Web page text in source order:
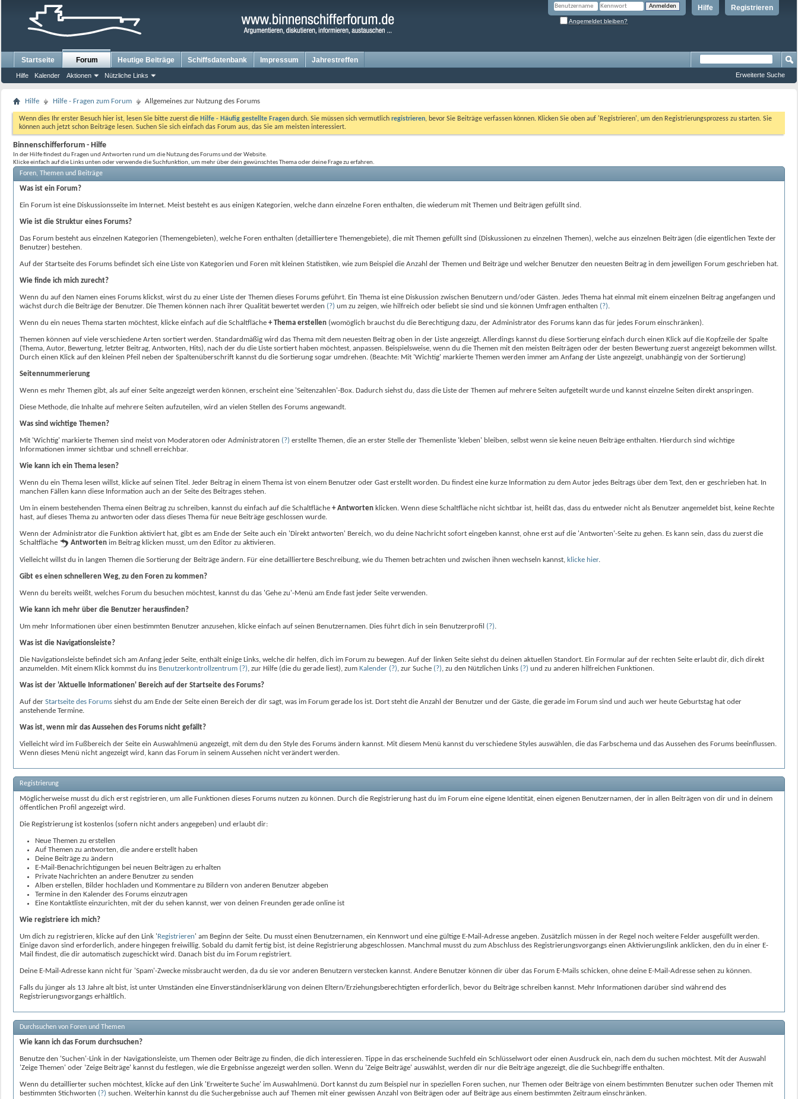
Registrieren
Hilfe
Angemeldet bleiben?
Startseite Forum
Hilfe Kalender Aktionen Nützliche Links
Heutige Beiträge Schiffsdatenbank Impressum Jahrestreffen
Erweiterte Suche
Hilfe Hilfe - Fragen zum Forum Allgemeines zur Nutzung des Forums
Wenn dies Ihr erster Besuch hier ist, lesen Sie bitte zuerst die Hilfe - Häufig gestellte Fragen durch. Sie müssen sich vermutlich registrieren, bevor Sie Beiträge verfassen können. Klicken Sie oben auf 'Registrieren', um den Registrierungsprozess zu starten. Sie
können auch jetzt schon Beiträge lesen. Suchen Sie sich einfach das Forum aus, das Sie am meisten interessiert.
Binnenschifferforum - Hilfe
In der Hilfe findest du Fragen und Antworten rund um die Nutzung des Forums und der Website.
Klicke einfach auf die Links unten oder verwende die Suchfunktion, um mehr über dein gewünschtes Thema oder deine Frage zu erfahren.
Foren, Themen und Beiträge
Was ist ein Forum?
Ein Forum ist eine Diskussionsseite im Internet. Meist besteht es aus einigen Kategorien, welche dann einzelne Foren enthalten, die wiederum mit Themen und Beiträgen gefüllt sind.
Wie ist die Struktur eines Forums?
Das Forum besteht aus einzelnen Kategorien (Themengebieten), welche Foren enthalten (detailliertere Themengebiete), die mit Themen gefüllt sind (Diskussionen zu einzelnen Themen), welche aus einzelnen Beiträgen (die eigentlichen Texte der
Benutzer) bestehen.
Auf der Startseite des Forums befindet sich eine Liste von Kategorien und Foren mit kleinen Statistiken, wie zum Beispiel die Anzahl der Themen und Beiträge und welcher Benutzer den neuesten Beitrag in dem jeweiligen Forum geschrieben hat.
Wie finde ich mich zurecht?
Wenn du auf den Namen eines Forums klickst, wirst du zu einer Liste der Themen dieses Forums geführt. Ein Thema ist eine Diskussion zwischen Benutzern und/oder Gästen. Jedes Thema hat einmal mit einem einzelnen Beitrag angefangen und
wächst durch die Beiträge der Benutzer. Die Themen können nach ihrer Qualität bewertet werden (?) um zu zeigen, wie hilfreich oder beliebt sie sind und sie können Umfragen enthalten (?).
Wenn du ein neues Thema starten möchtest, klicke einfach auf die Schaltfläche + Thema erstellen (womöglich brauchst du die Berechtigung dazu, der Administrator des Forums kann das für jedes Forum einschränken).
Themen können auf viele verschiedene Arten sortiert werden. Standardmäßig wird das Thema mit dem neuesten Beitrag oben in der Liste angezeigt. Allerdings kannst du diese Sortierung einfach durch einen Klick auf die Kopfzeile der Spalte
(Thema, Autor, Bewertung, letzter Beitrag, Antworten, Hits), nach der du die Liste sortiert haben möchtest, anpassen. Beispielsweise, wenn du die Themen mit den meisten Beiträgen oder der besten Bewertung zuerst angezeigt bekommen willst.
Durch einen Klick auf den kleinen Pfeil neben der Spaltenüberschrift kannst du die Sortierung sogar umdrehen. (Beachte: Mit 'Wichtig' markierte Themen werden immer am Anfang der Liste angezeigt, unabhängig von der Sortierung)
Seitennummerierung
Wenn es mehr Themen gibt, als auf einer Seite angezeigt werden können, erscheint eine 'Seitenzahlen'-Box. Dadurch siehst du, dass die Liste der Themen auf mehrere Seiten aufgeteilt wurde und kannst einzelne Seiten direkt anspringen.
Diese Methode, die Inhalte auf mehrere Seiten aufzuteilen, wird an vielen Stellen des Forums angewandt.
Was sind wichtige Themen?
Mit 'Wichtig' markierte Themen sind meist von Moderatoren oder Administratoren (?) erstellte Themen, die an erster Stelle der Themenliste 'kleben' bleiben, selbst wenn sie keine neuen Beiträge enthalten. Hierdurch sind wichtige
Informationen immer sichtbar und schnell erreichbar.
Wie kann ich ein Thema lesen?
Wenn du ein Thema lesen willst, klicke auf seinen Titel. Jeder Beitrag in einem Thema ist von einem Benutzer oder Gast erstellt worden. Du findest eine kurze Information zu dem Autor jedes Beitrags über dem Text, den er geschrieben hat. In
manchen Fällen kann diese Information auch an der Seite des Beitrages stehen.
Um in einem bestehenden Thema einen Beitrag zu schreiben, kannst du einfach auf die Schaltfläche + Antworten klicken. Wenn diese Schaltfläche nicht sichtbar ist, heißt das, dass du entweder nicht als Benutzer angemeldet bist, keine Rechte
hast, auf dieses Thema zu antworten oder dass dieses Thema für neue Beiträge geschlossen wurde.
Wenn der Administrator die Funktion aktiviert hat, gibt es am Ende der Seite auch ein 'Direkt antworten' Bereich, wo du deine Nachricht sofort eingeben kannst, ohne erst auf die 'Antworten'-Seite zu gehen. Es kann sein, dass du zuerst die
Schaltfläche
Antworten im Beitrag klicken musst, um den Editor zu aktivieren.
Vielleicht willst du in langen Themen die Sortierung der Beiträge ändern. Für eine detailliertere Beschreibung, wie du Themen betrachten und zwischen ihnen wechseln kannst, klicke hier.
Gibt es einen schnelleren Weg, zu den Foren zu kommen?
Wenn du bereits weißt, welches Forum du besuchen möchtest, kannst du das 'Gehe zu'-Menü am Ende fast jeder Seite verwenden.
Wie kann ich mehr über die Benutzer herausfinden?
Um mehr Informationen über einen bestimmten Benutzer anzusehen, klicke einfach auf seinen Benutzernamen. Dies führt dich in sein Benutzerprofil (?).
Was ist die Navigationsleiste?
Die Navigationsleiste befindet sich am Anfang jeder Seite, enthält einige Links, welche dir helfen, dich im Forum zu bewegen. Auf der linken Seite siehst du deinen aktuellen Standort. Ein Formular auf der rechten Seite erlaubt dir, dich direkt
anzumelden. Mit einem Klick kommst du ins Benutzerkontrollzentrum (?), zur Hilfe (die du gerade liest), zum Kalender (?), zur Suche (?), zu den Nützlichen Links (?) und zu anderen hilfreichen Funktionen.
Was ist der 'Aktuelle Informationen' Bereich auf der Startseite des Forums?
Auf der Startseite des Forums siehst du am Ende der Seite einen Bereich der dir sagt, was im Forum gerade los ist. Dort steht die Anzahl der Benutzer und der Gäste, die gerade im Forum sind und auch wer heute Geburtstag hat oder
anstehende Termine.
Was ist, wenn mir das Aussehen des Forums nicht gefällt?
Vielleicht wird im Fußbereich der Seite ein Auswahlmenü angezeigt, mit dem du den Style des Forums ändern kannst. Mit diesem Menü kannst du verschiedene Styles auswählen, die das Farbschema und das Aussehen des Forums beeinflussen.
Wenn dieses Menü nicht angezeigt wird, kann das Forum in seinem Aussehen nicht verändert werden.
Registrierung
Möglicherweise musst du dich erst registrieren, um alle Funktionen dieses Forums nutzen zu können. Durch die Registrierung hast du im Forum eine eigene Identität, einen eigenen Benutzernamen, der in allen Beiträgen von dir und in deinem
öffentlichen Profil angezeigt wird.
Die Registrierung ist kostenlos (sofern nicht anders angegeben) und erlaubt dir:
Neue Themen zu erstellen
Auf Themen zu antworten, die andere erstellt haben
Deine Beiträge zu ändern
E-Mail-Benachrichtigungen bei neuen Beiträgen zu erhalten
Private Nachrichten an andere Benutzer zu senden
Alben erstellen, Bilder hochladen und Kommentare zu Bildern von anderen Benutzer abgeben
Termine in den Kalender des Forums einzutragen
Eine Kontaktliste einzurichten, mit der du sehen kannst, wer von deinen Freunden gerade online ist
Wie registriere ich mich?
Um dich zu registrieren, klicke auf den Link 'Registrieren' am Beginn der Seite. Du musst einen Benutzernamen, ein Kennwort und eine gültige E-Mail-Adresse angeben. Zusätzlich müssen in der Regel noch weitere Felder ausgefüllt werden.
Einige davon sind erforderlich, andere hingegen freiwillig. Sobald du damit fertig bist, ist deine Registrierung abgeschlossen. Manchmal musst du zum Abschluss des Registrierungsvorgangs einen Aktivierungslink anklicken, den du in einer E-
Mail findest, die dir automatisch zugeschickt wird. Danach bist du im Forum registriert.
Deine E-Mail-Adresse kann nicht für 'Spam'-Zwecke missbraucht werden, da du sie vor anderen Benutzern verstecken kannst. Andere Benutzer können dir über das Forum E-Mails schicken, ohne deine E-Mail-Adresse sehen zu können.
Falls du jünger als 13 Jahre alt bist, ist unter Umständen eine Einverständniserklärung von deinen Eltern/Erziehungsberechtigten erforderlich, bevor du Beiträge schreiben kannst. Mehr Informationen darüber sind während des
Registrierungsvorgangs erhältlich.
Durchsuchen von Foren und Themen
Wie kann ich das Forum durchsuchen?
Benutze den 'Suchen'-Link in der Navigationsleiste, um Themen oder Beiträge zu finden, die dich interessieren. Tippe in das erscheinende Suchfeld ein Schlüsselwort oder einen Ausdruck ein, nach dem du suchen möchtest. Mit der Auswahl
'Zeige Themen' oder 'Zeige Beiträge' kannst du festlegen, wie die Ergebnisse angezeigt werden sollen. Wenn du 'Zeige Beiträge' auswählst, werden dir nur die Beiträge angezeigt, die die Suchbegriffe enthalten.
Wenn du detaillierter suchen möchtest, klicke auf den Link 'Erweiterte Suche' im Auswahlmenü. Dort kannst du zum Beispiel nur in speziellen Foren suchen, nur Themen oder Beiträge von einem bestimmten Benutzer suchen oder Themen mit
bestimmten Stichworten (?) suchen. Weiterhin kannst du die Suchergebnisse auch auf Themen mit einer gewissen Anzahl von Beiträgen oder auf Beiträge aus einem bestimmten Zeitraum einschränken.